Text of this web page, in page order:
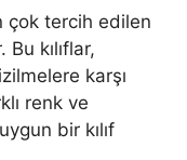
çok tercih edilen
Bu kılıflar,
karşı
renk ve
bir kılıf